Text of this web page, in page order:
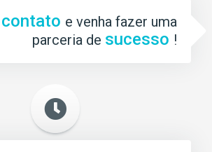
contato e venha fazer uma
parceria de sucesso !